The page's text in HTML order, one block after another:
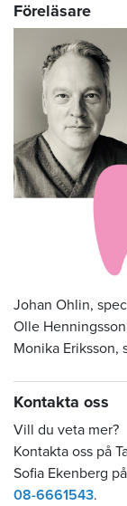
Föreläsare
Johan Ohlin,
Olle
Monika Eriksson,
Kontakta oss
Vill du veta mer?
Kontakta oss på
Sofia Ekenberg på
08-6661543.